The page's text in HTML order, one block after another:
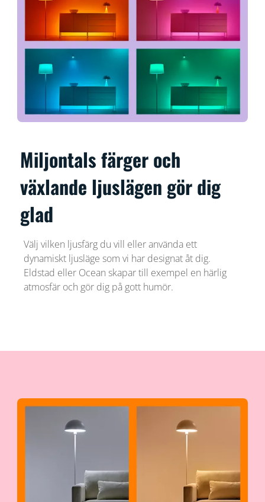
Miljontals färger och
växlande ljuslägen gör dig
glad
Välj vilken ljusfärg du vill eller använda ett
dynamiskt ljusläge som vi har designat åt dig.
Eldstad eller Ocean skapar till exempel en härlig
atmosfär och gör dig på gott humör.